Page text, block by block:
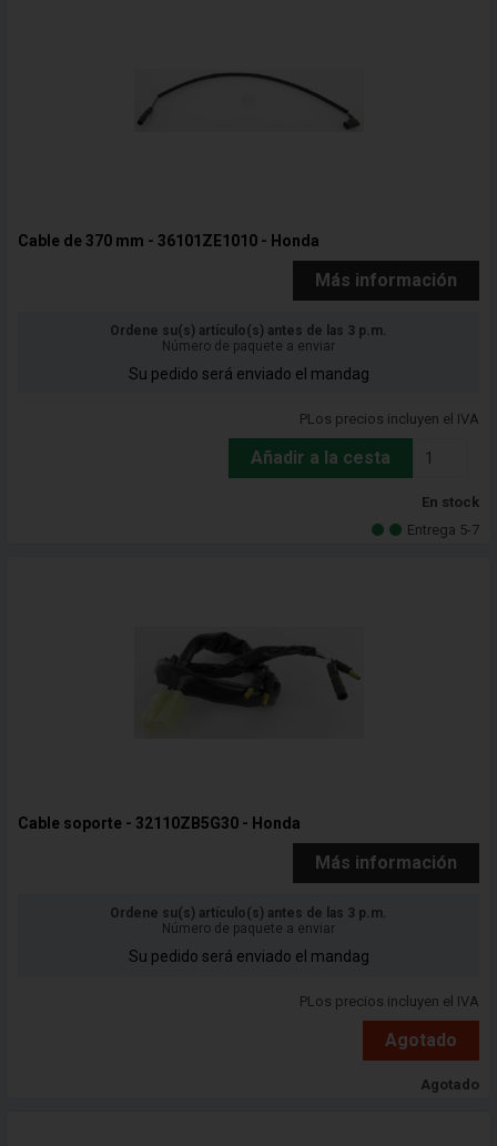
Cable de 370 mm - 36101ZE1010 - Honda
Más información
Ordene su(s) artículo(s) antes de las 3 p.m.
Número de paquete a enviar
Su pedido será enviado el mandag
PLos precios incluyen el IVA
Añadir a la cesta
En stock
Entrega 5-7
Cable soporte - 32110ZB5G30 - Honda
Más información
Ordene su(s) artículo(s) antes de las 3 p.m.
Número de paquete a enviar
Su pedido será enviado el mandag
PLos precios incluyen el IVA
Agotado
Agotado